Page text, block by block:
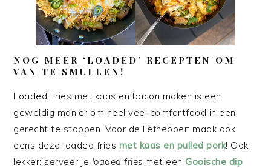
NOG MEER ‘LOADED’ RECEPTEN OM
VAN TE SMULLEN!
Loaded Fries met kaas en bacon maken is een
geweldig manier om heel veel comfortfood in een
gerecht te stoppen. Voor de liefhebber: maak ook
eens deze loaded fries met kaas en pulled pork! Ook
lekker: serveer je loaded fries met eenGooische dip